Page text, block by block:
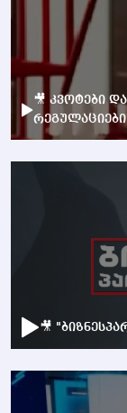
🎥 კვოტები
🎥